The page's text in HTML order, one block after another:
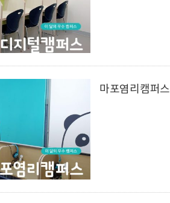
마포염리캠퍼스